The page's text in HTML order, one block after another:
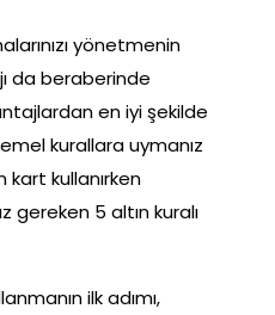
yönetmenin
da beraberinde
en iyi şekilde
kurallara uymanız
kart kullanırken
gereken 5 altın kuralı
ilk adımı,